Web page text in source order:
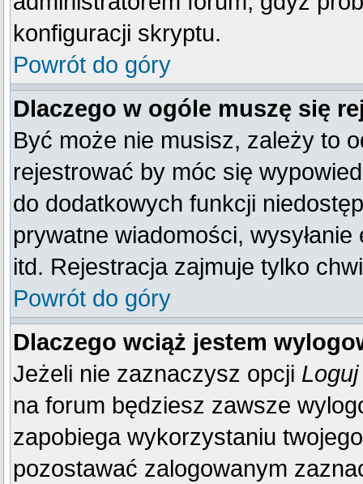
konfiguracji skryptu.
Powrót do góry
Dlaczego w ogóle muszę się
Być może nie musisz, zależy to
rejestrować by móc się
do dodatkowych funkcji
prywatne wiadomości,
itd. Rejestracja zajmuje tylko
Powrót do góry
Dlaczego wciąż jestem
Jeżeli nie zaznaczysz opcji
na forum będziesz zawsze
zapobiega wykorzystaniu
pozostawać zalogowanym